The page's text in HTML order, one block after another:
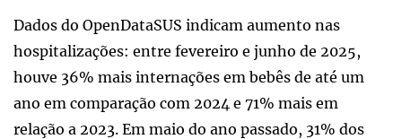
Dados do OpenDataSUS indicam aumento nas
hospitalizações: entre fevereiro e junho de 2025,
houve 36% mais internações em bebês de até um
ano em comparação com 2024 e 71% mais em
relação a 2023. Em maio do ano passado, 31% dos